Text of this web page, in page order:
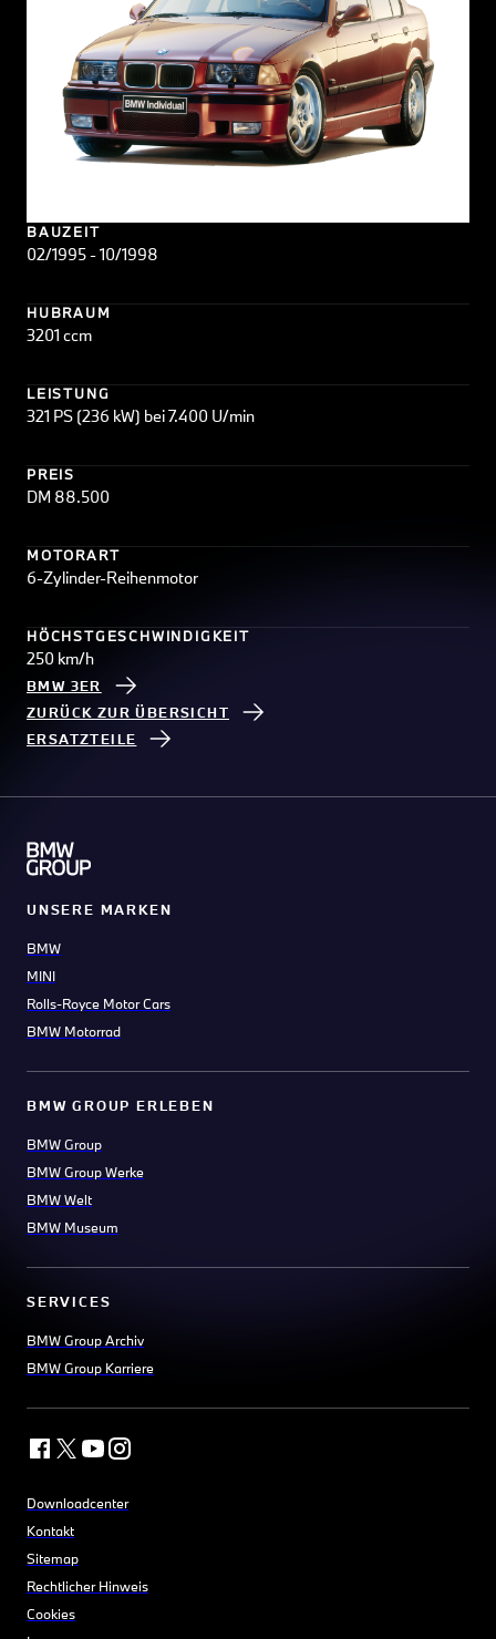
BAUZEIT
02/1995 - 10/1998
HUBRAUM
3201 ccm
LEISTUNG
321 PS (236 kW) bei 7.400 U/min
PREIS
DM 88.500
MOTORART
6-Zylinder-Reihenmotor
HÖCHSTGESCHWINDIGKEIT
250 km/h
BMW 3ER
ZURÜCK ZUR ÜBERSICHT
ERSATZTEILE
UNSERE MARKEN
BMW
MINI
Rolls-Royce Motor Cars
BMW Motorrad
BMW GROUP ERLEBEN
BMW Group
BMW Group Werke
BMW Welt
BMW Museum
SERVICES
BMW Group Archiv
BMW Group Karriere
Downloadcenter
Kontakt
Sitemap
Rechtlicher Hinweis
Cookies